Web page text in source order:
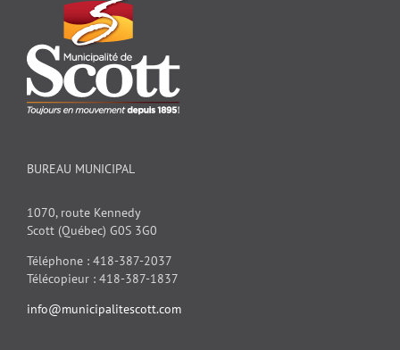
BUREAU MUNICIPAL
1070, route Kennedy
Scott (Québec) G0S 3G0
Téléphone : 418-387-2037
Télécopieur : 418-387-1837
info@municipalitescott.com